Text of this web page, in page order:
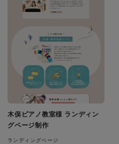
木俣ピアノ教室様 ランディン
グページ制作
ランディングページ